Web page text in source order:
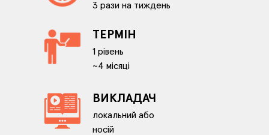
ТЕРМІН
1 рівень
~4 місяці
ВИКЛАДАЧ
локальний або
носій
3 рази на тиждень